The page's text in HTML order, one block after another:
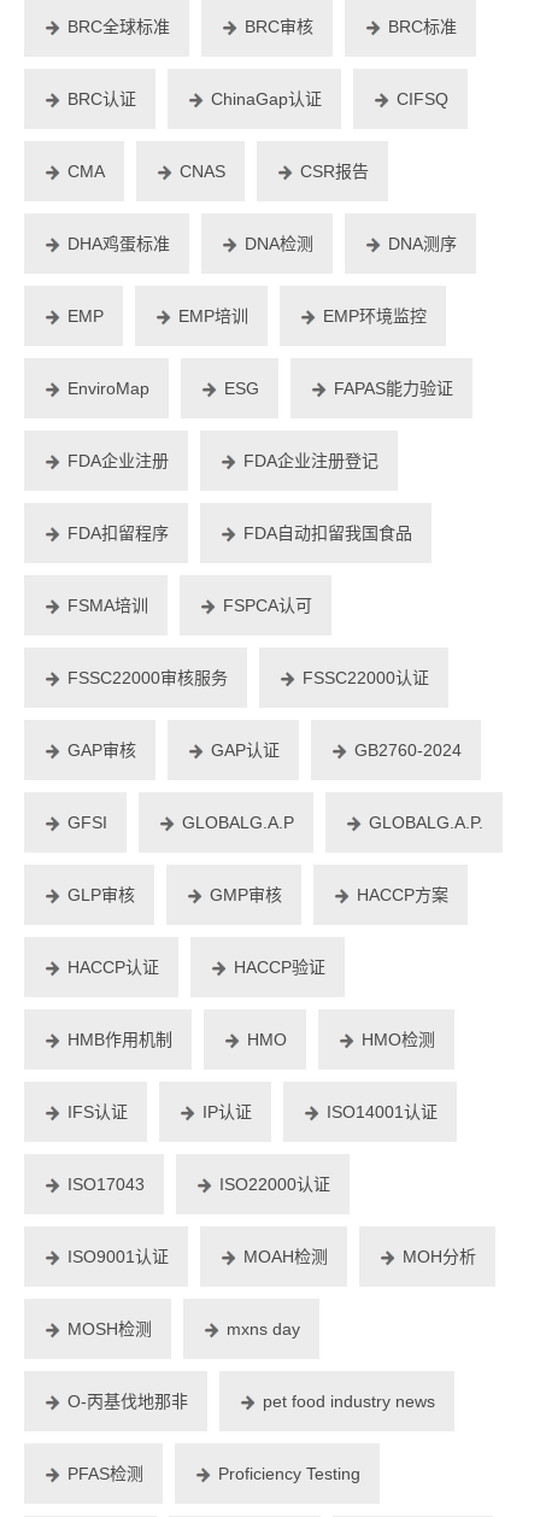
BRC全球标准 BRC审核 BRC标准
BRC认证 ChinaGap认证 CIFSQ
CMA CNAS CSR报告
DHA鸡蛋标准 DNA检测 DNA测序
EMP EMP培训 EMP环境监控
EnviroMap ESG FAPAS能力验证
FDA企业注册 FDA企业注册登记
FDA扣留程序 FDA自动扣留我国食品
FSMA培训 FSPCA认可
FSSC22000审核服务 FSSC22000认证
GAP审核 GAP认证 GB2760-2024
GFSI GLOBALG.A.P GLOBALG.A.P.
GLP审核 GMP审核 HACCP方案
HACCP认证 HACCP验证
HMB作用机制 HMO HMO检测
IFS认证 IP认证 ISO14001认证
ISO17043 ISO22000认证
ISO9001认证 MOAH检测 MOH分析
MOSH检测 mxns day
O-丙基伐地那非 pet food industry news
PFAS检测 Proficiency Testing